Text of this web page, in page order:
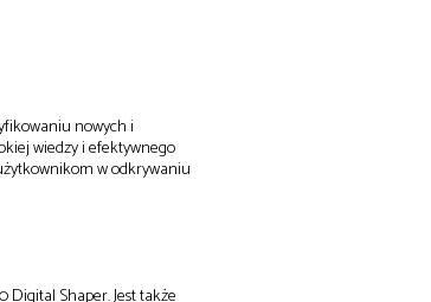
nowych i
wiedzy i efektywnego
w odkrywaniu
Digital Shaper. Jest także